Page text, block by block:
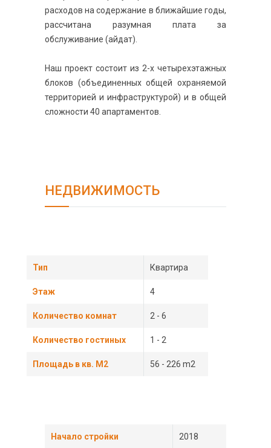
расходов на содержание в ближайшие годы,
рассчитана разумная плата за
обслуживание (айдат).
Наш проект состоит из 2-х четырехэтажных
блоков (объединенных общей охраняемой
территорией и инфраструктурой) и в общей
сложности 40 апартаментов.
НЕДВИЖИМОСТЬ
Тип Квартира
Этаж 4
Количество комнат 2 - 6
Количество гостиных 1 - 2
Площадь в кв. М2 56 - 226 m2
Начало стройки 2018